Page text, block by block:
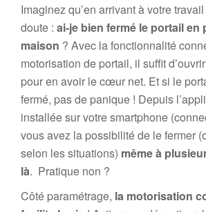
Imaginez qu’en arrivant à votre
doute : ai-je bien fermé le portail en
maison ? Avec la fonctionnalité
motorisation de portail, il suffit
pour en avoir le cœur net. Et si le
fermé, pas de panique ! Depuis
installée sur votre smartphone
vous avez la possibilité de le fermer
selon les situations) même à
là. Pratique non ?
Côté paramétrage, la motorisation